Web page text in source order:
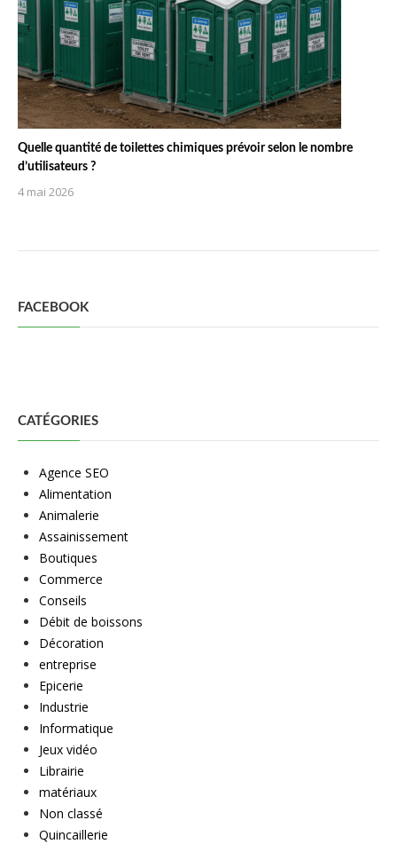
Quelle quantité de toilettes chimiques prévoir selon le nombre
d’utilisateurs ?
4 mai 2026
FACEBOOK
CATÉGORIES
Agence SEO
Alimentation
Animalerie
Assainissement
Boutiques
Commerce
Conseils
Débit de boissons
Décoration
entreprise
Epicerie
Industrie
Informatique
Jeux vidéo
Librairie
matériaux
Non classé
Quincaillerie